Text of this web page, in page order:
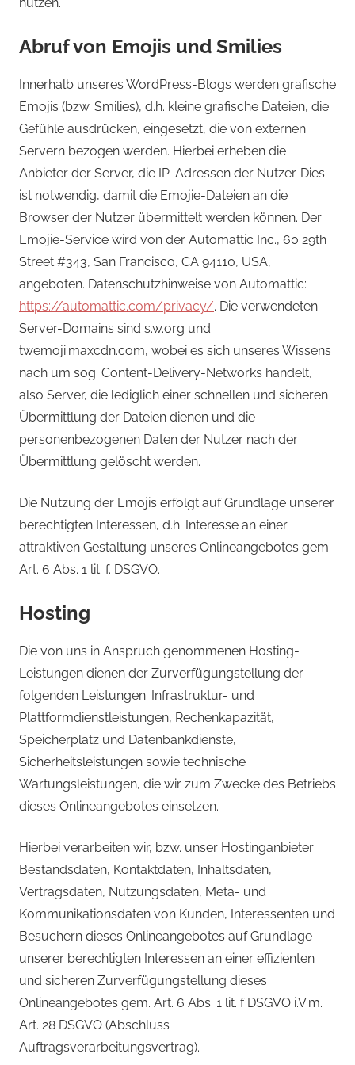
Abruf von Emojis und Smilies
Innerhalb unseres WordPress-Blogs werden grafische
Emojis (bzw. Smilies), d.h. kleine grafische Dateien, die
Gefühle ausdrücken, eingesetzt, die von externen
Servern bezogen werden. Hierbei erheben die
Anbieter der Server, die IP-Adressen der Nutzer. Dies
ist notwendig, damit die Emojie-Dateien an die
Browser der Nutzer übermittelt werden können. Der
Emojie-Service wird von der Automattic Inc., 60 29th
Street #343, San Francisco, CA 94110, USA,
angeboten. Datenschutzhinweise von Automattic:
https://automattic.com/privacy/. Die verwendeten
Server-Domains sind s.w.org und
twemoji.maxcdn.com, wobei es sich unseres Wissens
nach um sog. Content-Delivery-Networks handelt,
also Server, die lediglich einer schnellen und sicheren
Übermittlung der Dateien dienen und die
personenbezogenen Daten der Nutzer nach der
Übermittlung gelöscht werden.
Die Nutzung der Emojis erfolgt auf Grundlage unserer
berechtigten Interessen, d.h. Interesse an einer
attraktiven Gestaltung unseres Onlineangebotes gem.
Art. 6 Abs. 1 lit. f. DSGVO.
Hosting
Die von uns in Anspruch genommenen Hosting-
Leistungen dienen der Zurverfügungstellung der
folgenden Leistungen: Infrastruktur- und
Plattformdienstleistungen, Rechenkapazität,
Speicherplatz und Datenbankdienste,
Sicherheitsleistungen sowie technische
Wartungsleistungen, die wir zum Zwecke des Betriebs
dieses Onlineangebotes einsetzen.
Hierbei verarbeiten wir, bzw. unser Hostinganbieter
Bestandsdaten, Kontaktdaten, Inhaltsdaten,
Vertragsdaten, Nutzungsdaten, Meta- und
Kommunikationsdaten von Kunden, Interessenten und
Besuchern dieses Onlineangebotes auf Grundlage
unserer berechtigten Interessen an einer effizienten
und sicheren Zurverfügungstellung dieses
Onlineangebotes gem. Art. 6 Abs. 1 lit. f DSGVO i.V.m.
Art. 28 DSGVO (Abschluss
Auftragsverarbeitungsvertrag).